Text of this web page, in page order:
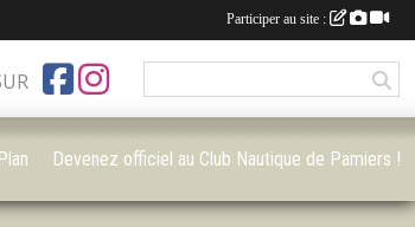
Devenez officiel au Club Nautique de Pamiers !
Participer au site :